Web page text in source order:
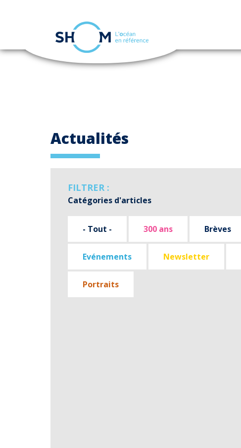
Aller
Actualités
FILTRER :
Catégories d'articles
- Tout - 300 ans Brèves
Evénements Newsletter
Portraits